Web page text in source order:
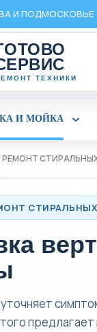
И ПОДМОСКОВЬЕ
ТЕХНИКИ
И МОЙКА
и
РЕМОНТ